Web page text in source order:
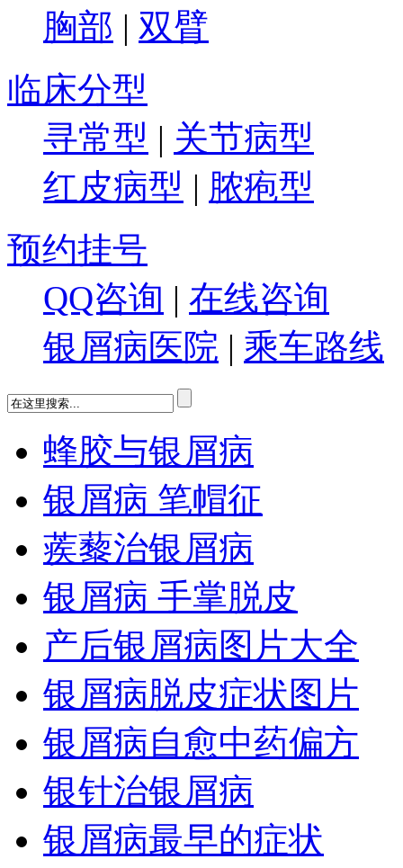
胸部 | 双臂
临床分型
寻常型 | 关节病型
红皮病型 | 脓疱型
预约挂号
QQ咨询 | 在线咨询
银屑病医院 | 乘车路线
蜂胶与银屑病
银屑病 笔帽征
蒺藜治银屑病
银屑病 手掌脱皮
产后银屑病图片大全
银屑病脱皮症状图片
银屑病自愈中药偏方
银针治银屑病
银屑病最早的症状